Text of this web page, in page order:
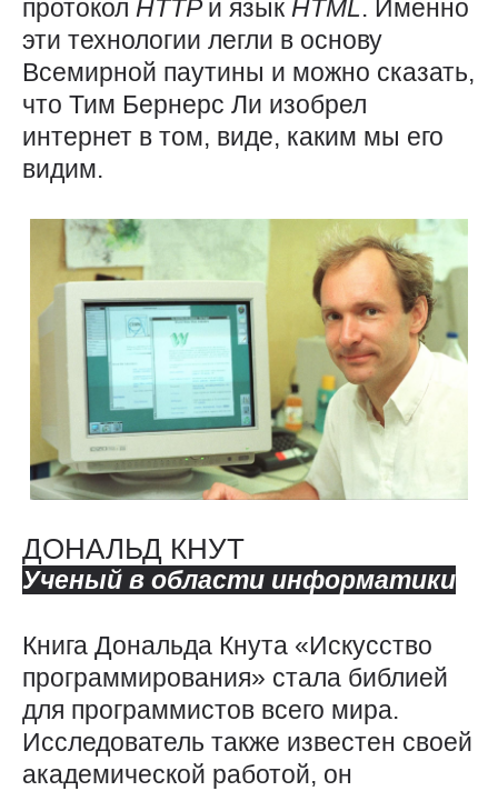
протокол HTTPи язык HTML. Именно
эти технологии легли в основу
Всемирной паутины и можно сказать,
что Тим Бернерс Ли изобрел
интернет в том, виде, каким мы его
видим.
ДОНАЛЬД КНУТ
Ученый в области информатики
Книга Дональда Кнута «Искусство
программирования» стала библией
для программистов всего мира.
Исследователь также известен своей
академической работой, он